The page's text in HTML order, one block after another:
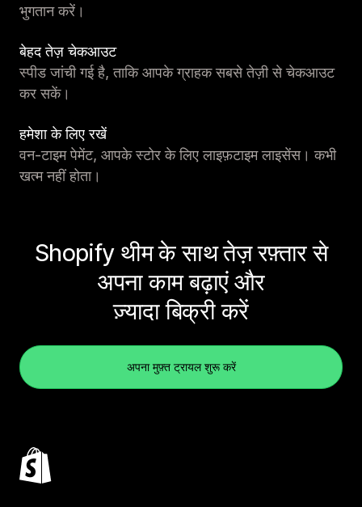
भुगतान करें।
बेहद तेज़ चेकआउट
स्पीड जांची गई है, ताकि आपके ग्राहक सबसे तेज़ी से चेकआउट
कर सकें।
हमेशा के लिए रखें
वन-टाइम पेमेंट, आपके स्टोर के लिए लाइफ़टाइम लाइसेंस। कभी
खत्म नहीं होता।
Shopify थीम के साथ तेज़ रफ़्तार से
अपना काम बढ़ाएं और
ज़्यादा बिक्री करें
अपना मुफ़्त ट्रायल शुरू करें